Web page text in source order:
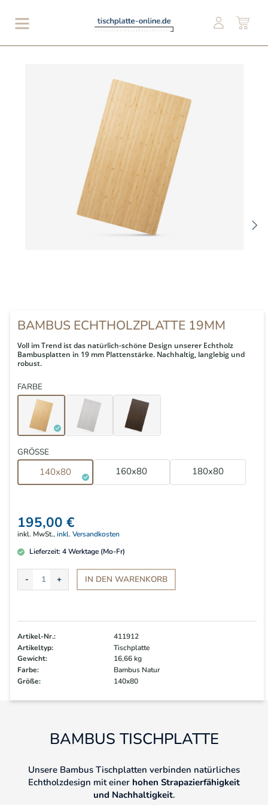
BAMBUS ECHTHOLZPLATTE 19MM
Voll im Trend ist das natürlich-schöne Design unserer Echtholz
Bambusplatten in 19 mm Plattenstärke. Nachhaltig, langlebig und
robust.
FARBE
GRÖSSE
140x80 160x80 180x80
195,00 €
inkl. MwSt.,inkl. Versandkosten
Lieferzeit: 4Werktage (Mo-Fr)
IN DEN WARENKORB
Artikel-Nr.:
411912
Artikeltyp:
Tischplatte
Gewicht:
16,66 kg
Farbe:
Bambus Natur
Größe:
140x80
BAMBUS TISCHPLATTE
Unsere Bambus Tischplatten verbinden natürliches
Echtholzdesign mit einer hohen Strapazierfähigkeit
und Nachhaltigkeit.